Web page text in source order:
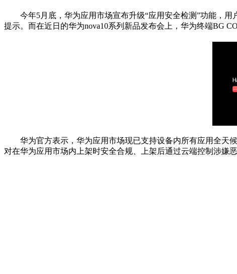
今年5月底，华为应用市场宣布升级“应用安全检测”功能，
提示。而在近 日的华为nova10系列新品发布会上，华为终端BG
华为官方表示，华为应用市场现已支持设备内所有应用全天
对在华为应用市场内上架时安全合规、上架后通过云端控制涉嫌